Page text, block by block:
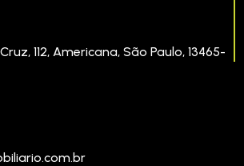
112,Americana,São Paulo,13465-